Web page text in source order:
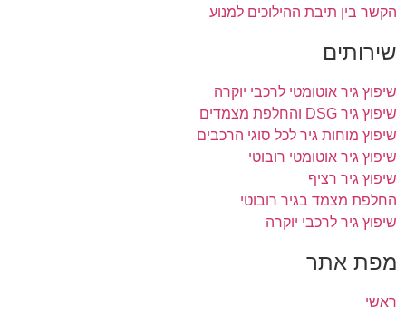
הקשר בין תיבת ההילוכים למנוע
שירותים
שיפוץ גיר אוטומטי לרכבי יוקרה
שיפוץ גיר DSG והחלפת מצמדים
שיפוץ מוחות גיר לכל סוגי הרכבים
שיפוץ גיר אוטומטי רובוטי
שיפוץ גיר רציף
החלפת מצמד בגיר רובוטי
שיפוץ גיר לרכבי יוקרה
מפת אתר
ראשי